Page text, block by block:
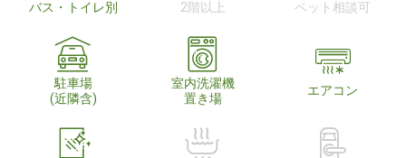
バス・トイレ別 2階以上 ペット相談可
駐車場
(近隣含)
室内洗濯機
置き場
エアコン